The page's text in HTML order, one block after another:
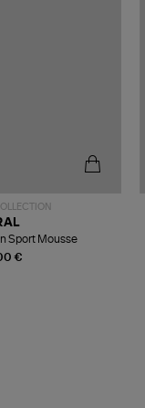
€
Sport Mousse